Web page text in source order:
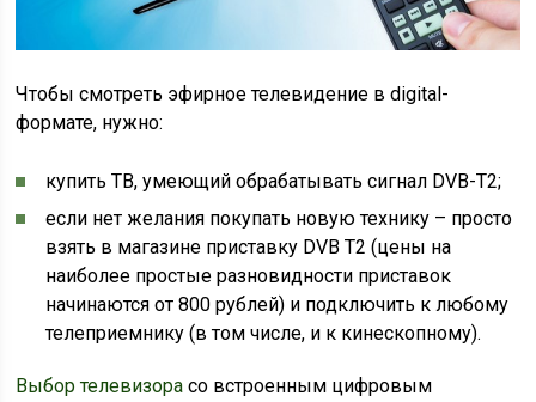
Чтобы смотреть эфирное телевидение в digital-
формате, нужно:
купить ТВ, умеющий обрабатывать сигнал DVB-T2;
если нет желания покупать новую технику – просто
взять в магазине приставку DVB Т2 (цены на
наиболее простые разновидности приставок
начинаются от 800 рублей) и подключить к любому
телеприемнику (в том числе, и к кинескопному).
Выбор телевизора со встроенным цифровым